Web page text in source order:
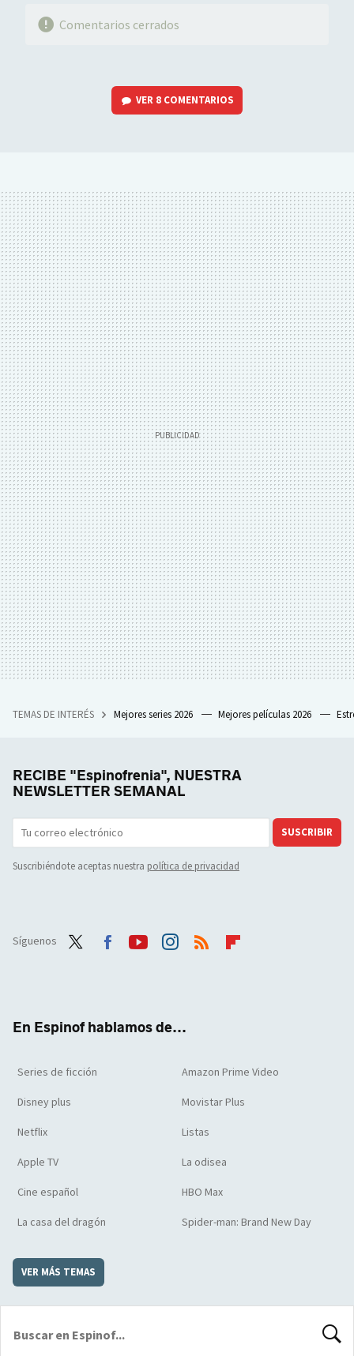
Comentarios cerrados
VER 8 COMENTARIOS
TEMAS DE INTERÉS Mejores series 2026 Mejores películas 2026
RECIBE "Espinofrenia", NUESTRA
NEWSLETTER SEMANAL
SUSCRIBIR
Suscribiéndote aceptas nuestra política de privacidad
Síguenos
En Espinof hablamos de...
Series de ficción Amazon Prime Video
Disney plus Movistar Plus
Netflix Listas
Apple TV La odisea
Cine español HBO Max
La casa del dragón Spider-man: Brand New Day
VER MÁS TEMAS